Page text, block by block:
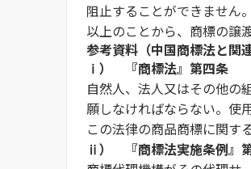
阻止することができません
以上のことから、商標の譲
参考資料（中国商標法と関
ⅰ） 『商標法』第四条
自然人、法人又はその他の
願しなければならない。使
この法律の商品商標に関す
ⅱ）
『商標法実施条例』